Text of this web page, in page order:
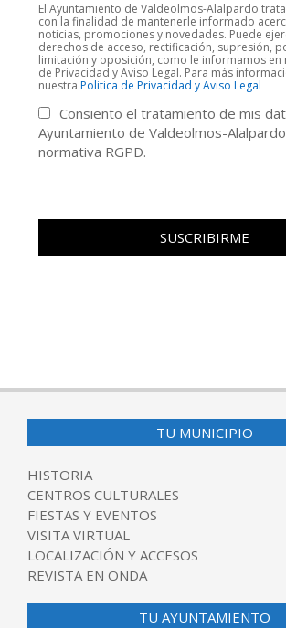
El Ayuntamiento de Valdeolmos-Alalpardo
con la finalidad de mantenerle informado
noticias, promociones y novedades. Puede
derechos de acceso, rectificación, supresión,
limitación y oposición, como le informamos en
de Privacidad y Aviso Legal. Para más
nuestra Politica de Privacidad y Aviso Legal
Consiento el tratamiento de mis
Ayuntamiento de Valdeolmos-
normativa RGPD.
TU MUNICIPIO
HISTORIA
CENTROS CULTURALES
FIESTAS Y EVENTOS
VISITA VIRTUAL
LOCALIZACIÓN Y ACCESOS
REVISTA EN ONDA
TU AYUNTAMIENTO